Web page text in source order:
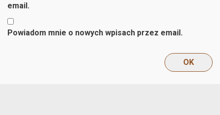
email.
Powiadom mnie o nowych wpisach przez email.